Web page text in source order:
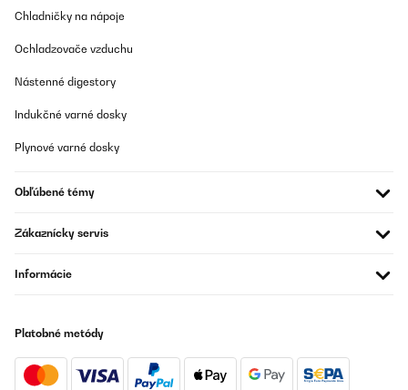
154€ erhält man neben dem schweren Gewicht ;-) auch eine
wirklich optisch schöne Kaminkonsole, die gut verarbeitet ist. Der
identifizierbar anhand der Beschriftungen der Verpackungen und
Schraube zu vergessen. Ich musste einmal nachkorrigieren.Fazit:
etwas einfacher sein könnte. Aber bei dem
Preisleistungsverhältnis alles top. Ich kann das Produkt
OVERENÁ KONTROLA
02/11/2022
Chladničky na nápoje
Ochladzovače vzduchu
Nástenné digestory
Indukčné varné dosky
Plynové varné dosky
Obľúbené témy
Zákaznícky servis
Informácie
Platobné metódy